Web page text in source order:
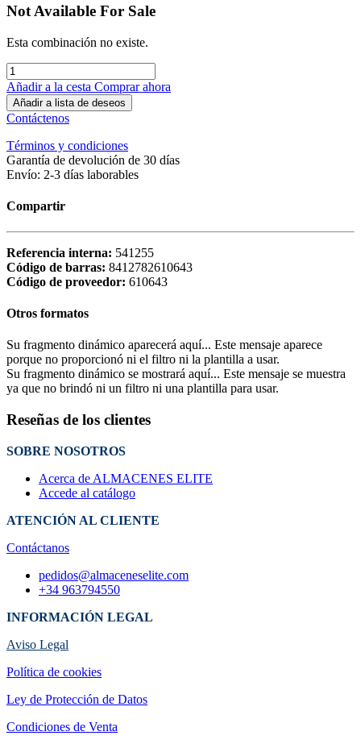
Not Available For Sale
Esta combinación no existe.
Añadir a la cesta Comprar ahora
Añadir a lista de deseos
Contáctenos
Términos y condiciones
Garantía de devolución de 30 días
Envío: 2-3 días laborables
Compartir
Referencia interna: 541255
Código de barras: 8412782610643
Código de proveedor: 610643
Otros formatos
Su fragmento dinámico aparecerá aquí... Este mensaje aparece
porque no proporcionó ni el filtro ni la plantilla a usar.
Su fragmento dinámico se mostrará aquí... Este mensaje se muestra
ya que no brindó ni un filtro ni una plantilla para usar.
Reseñas de los clientes
SOBRE NOSOTROS
Acerca de ALMACENES ELITE
Accede al catálogo
ATENCIÓN AL CLIENTE
Contáctanos
pedidos@almaceneselite.com
+34 963794550
INFORMACIÓN LEGAL
Aviso Legal
Política de cookies
Ley de Protección de Datos
Condiciones de Venta